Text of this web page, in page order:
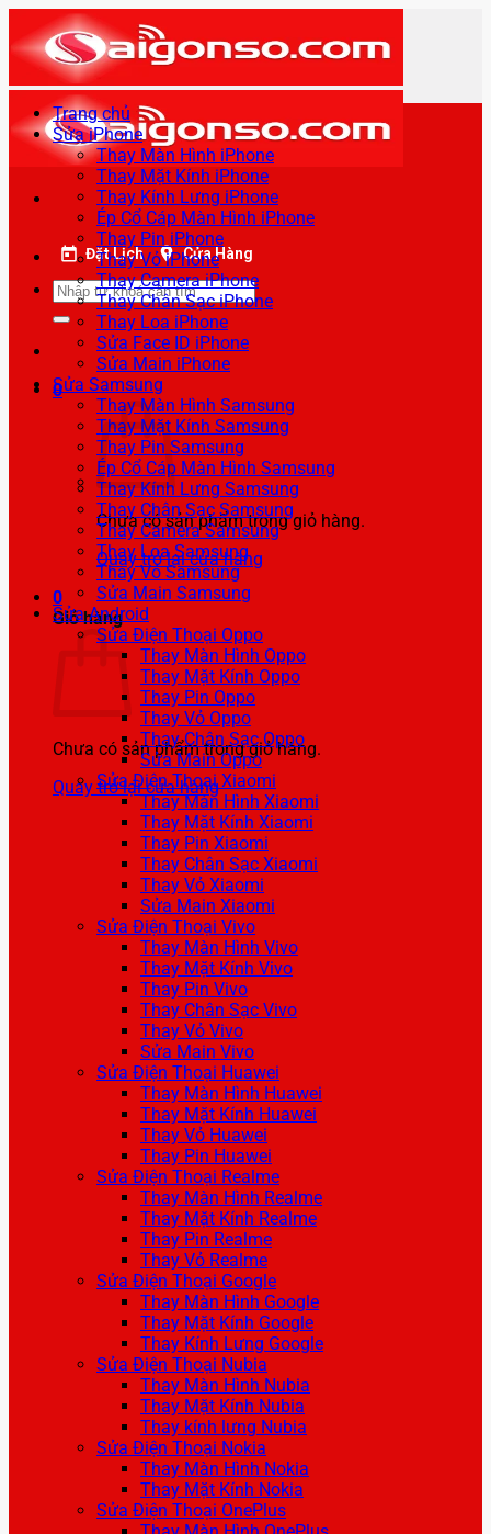
qua
nội
dung
Đặt Lịch Cửa Hàng
Tìm
kiếm:
0
Chưa có sản phẩm trong giỏ hàng.
Quay trở lại cửa hàng
0
Giỏ hàng
Chưa có sản phẩm trong giỏ hàng.
Quay trở lại cửa hàng
Trang chủ
Sửa iPhone
Thay Màn Hình iPhone
Thay Mặt Kính iPhone
Thay Kính Lưng iPhone
Ép Cổ Cáp Màn Hình iPhone
Thay Pin iPhone
Thay Vỏ iPhone
Thay Camera iPhone
Thay Chân Sạc iPhone
Thay Loa iPhone
Sửa Face ID iPhone
Sửa Main iPhone
Sửa Samsung
Thay Màn Hình Samsung
Thay Mặt Kính Samsung
Thay Pin Samsung
Ép Cổ Cáp Màn Hình Samsung
Thay Kính Lưng Samsung
Thay Chân Sạc Samsung
Thay Camera Samsung
Thay Loa Samsung
Thay Vỏ Samsung
Sửa Main Samsung
Sửa Android
Sửa Điện Thoại Oppo
Thay Màn Hình Oppo
Thay Mặt Kính Oppo
Thay Pin Oppo
Thay Vỏ Oppo
Thay Chân Sạc Oppo
Sửa Main Oppo
Sửa Điện Thoại Xiaomi
Thay Màn Hình Xiaomi
Thay Mặt Kính Xiaomi
Thay Pin Xiaomi
Thay Chân Sạc Xiaomi
Thay Vỏ Xiaomi
Sửa Main Xiaomi
Sửa Điện Thoại Vivo
Thay Màn Hình Vivo
Thay Mặt Kính Vivo
Thay Pin Vivo
Thay Chân Sạc Vivo
Thay Vỏ Vivo
Sửa Main Vivo
Sửa Điện Thoại Huawei
Thay Màn Hình Huawei
Thay Mặt Kính Huawei
Thay Vỏ Huawei
Thay Pin Huawei
Sửa Điện Thoại Realme
Thay Màn Hình Realme
Thay Mặt Kính Realme
Thay Pin Realme
Thay Vỏ Realme
Sửa Điện Thoại Google
Thay Màn Hình Google
Thay Mặt Kính Google
Thay Kính Lưng Google
Sửa Điện Thoại Nubia
Thay Màn Hình Nubia
Thay Mặt Kính Nubia
Thay kính lưng Nubia
Sửa Điện Thoại Nokia
Thay Màn Hình Nokia
Thay Mặt Kính Nokia
Sửa Điện Thoại OnePlus